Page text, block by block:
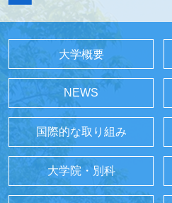
大学概要
NEWS
国際的な取り組み
大学院・別科